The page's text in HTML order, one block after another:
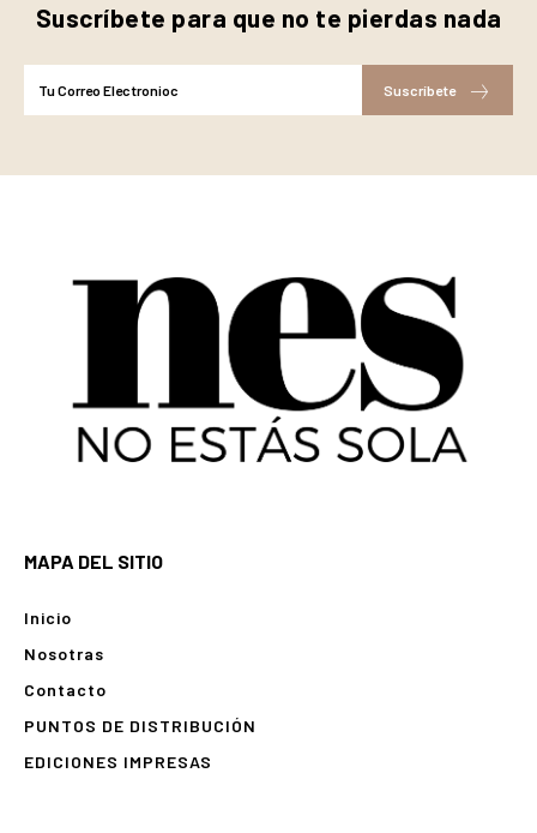
Suscríbete para que no te pierdas nada
Suscríbete
MAPA DEL SITIO
Inicio
Nosotras
Contacto
PUNTOS DE DISTRIBUCIÓN
EDICIONES IMPRESAS